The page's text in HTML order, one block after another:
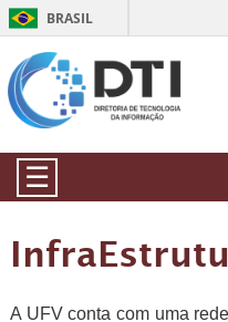
BRASIL
☰
A UFV conta com uma